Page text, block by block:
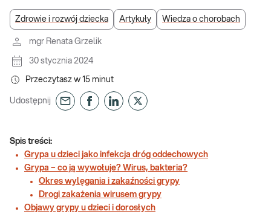
Zdrowie i rozwój dziecka Artykuły Wiedza o chorobach
mgr Renata Grzelik
30 stycznia 2024
Przeczytasz w 15 minut
Udostępnij
Spis treści:
Grypa u dzieci jako infekcja dróg oddechowych
Grypa – co ją wywołuje? Wirus, bakteria?
Okres wylęgania i zakaźności grypy
Drogi zakażenia wirusem grypy
Objawy grypy u dzieci i dorosłych